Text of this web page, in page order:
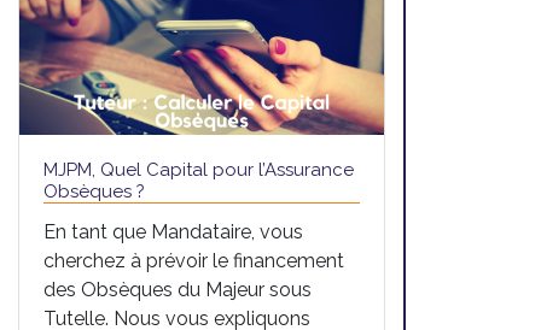
MJPM, Quel Capital pour l’Assurance
Obsèques ?
En tant que Mandataire, vous
cherchez à prévoir le financement
des Obsèques du Majeur sous
Tutelle. Nous vous expliquons